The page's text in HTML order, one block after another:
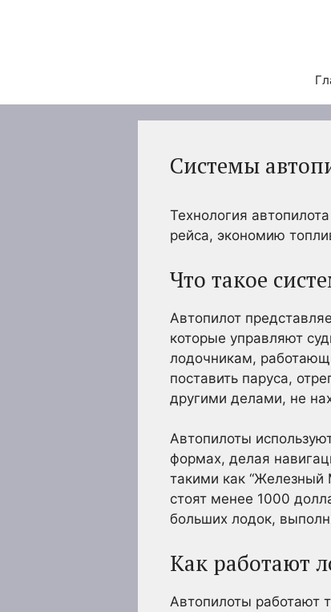
Системы
Технология
рейса, экономию
Что такое
Автопилот
которые управляют
лодочникам,
поставить паруса,
другими делами, не
Автопилоты
формах, делая
такими как “Железный
стоят менее 1000
больших лодок,
Как работают
Автопилоты работают